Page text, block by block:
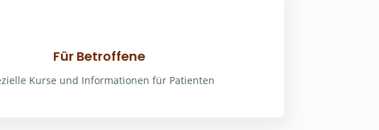
Für Betroffene
Kurse und Informationen für Patienten